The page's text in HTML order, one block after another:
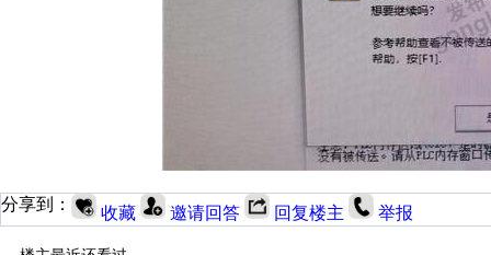
分享到： 收藏 邀请回答 回复楼主 举报